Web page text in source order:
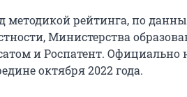
методикой рейтинга, по
Министерства
и Роспатент. Официально
октября 2022 года.